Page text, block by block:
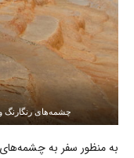
چشمه‌های رنگارنگ
به منظور سفر به